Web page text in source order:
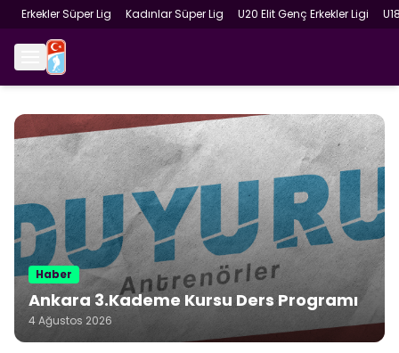
Erkekler Süper Lig Kadınlar Süper Lig U20 Elit Genç Erkekler Ligi
Haber
Ankara 3.Kademe Kursu Ders Programı
4 Ağustos 2026